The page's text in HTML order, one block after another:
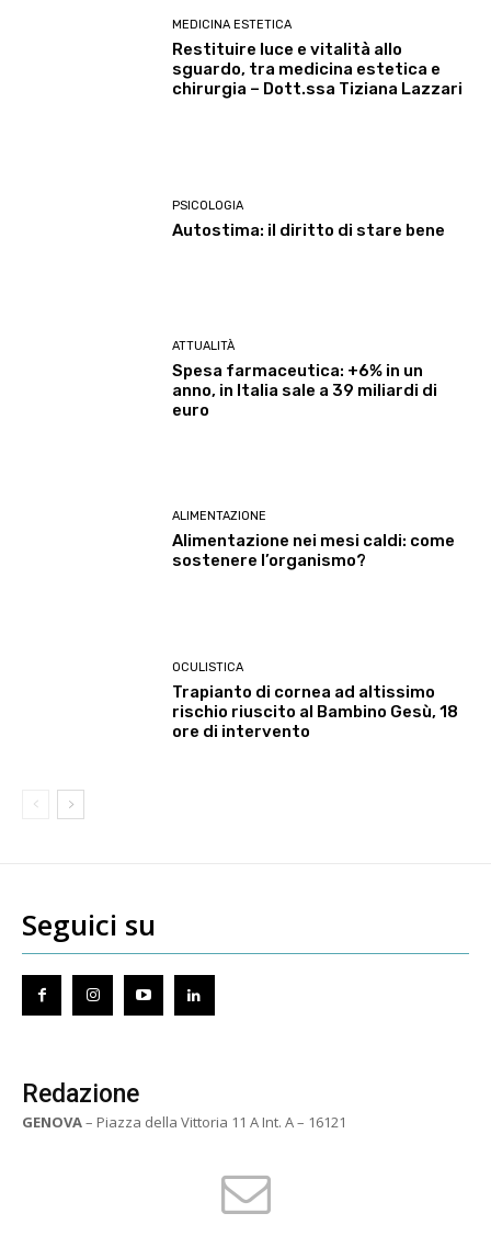
MEDICINA ESTETICA
Restituire luce e vitalità allo
sguardo, tra medicina estetica e
chirurgia – Dott.ssa Tiziana Lazzari
PSICOLOGIA
Autostima: il diritto di stare bene
ATTUALITÀ
Spesa farmaceutica: +6% in un
anno, in Italia sale a 39 miliardi di
euro
ALIMENTAZIONE
Alimentazione nei mesi caldi: come
sostenere l’organismo?
OCULISTICA
Trapianto di cornea ad altissimo
rischio riuscito al Bambino Gesù, 18
ore di intervento
Seguici su
Redazione
GENOVA– Piazza della Vittoria 11 A Int. A – 16121